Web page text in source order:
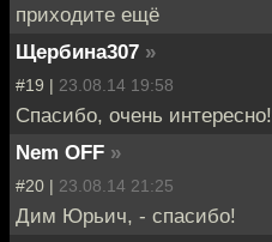
приходите ещё
Щербина307 »
#19 | 23.08.14 19:58
Спасибо, очень интересно!
Nem OFF »
#20 | 23.08.14 21:25
Дим Юрьич, - спасибо!